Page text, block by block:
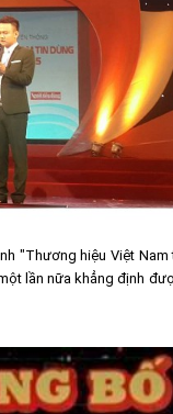
"Thương hiệu Việt
lần nữa khẳng định